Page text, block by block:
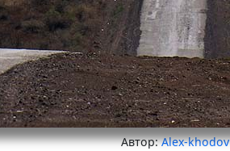
Автор:Alex-khodov